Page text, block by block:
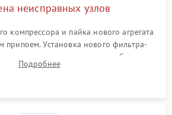
неисправных узлов
компрессора и пайка нового агрегата
Установка нового фильтра-
изношенных вентиляторов обдува,
или поврежденных дверных петель.
Подробнее